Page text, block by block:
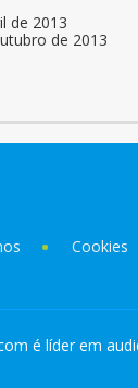
de 2013
de 2013
Cookies
é líder em